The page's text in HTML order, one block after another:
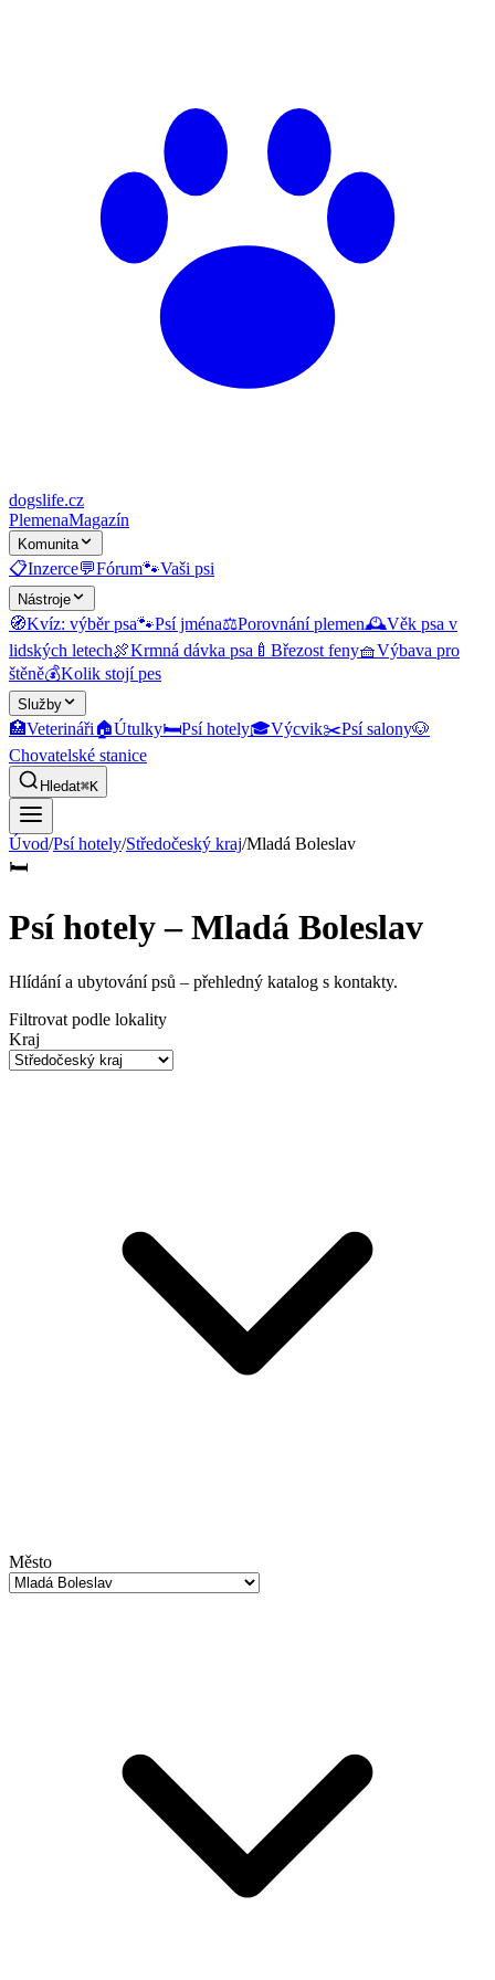
dogslife.cz
PlemenaMagazín
Komunita
📋Inzerce💬Fórum🐾Vaši psi
Nástroje
🧭Kvíz: výběr psa🐾Psí jména⚖️Porovnání plemen🕰️Věk psa v
lidských letech🍖Krmná dávka psa 🍼 Březost feny🧺Výbava pro
štěně💰Kolik stojí pes
Služby
🏥Veterináři🏠Útulky🛏️Psí hotely🎓Výcvik✂️Psí salony🐶
Chovatelské stanice
Hledat⌘K
Úvod/Psí hotely/Středočeský kraj/Mladá Boleslav
🛏️
Psí hotely – Mladá Boleslav
Hlídání a ubytování psů – přehledný katalog s kontakty.
Filtrovat podle lokality
Kraj
Město